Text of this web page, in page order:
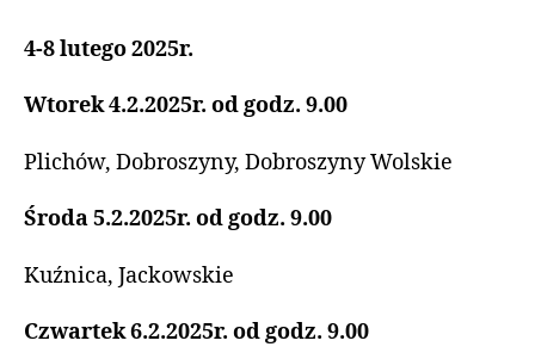
4-8 lutego 2025r.
Wtorek 4.2.2025r. od godz. 9.00
Plichów, Dobroszyny, Dobroszyny Wolskie
Środa 5.2.2025r. od godz. 9.00
Kuźnica, Jackowskie
Czwartek 6.2.2025r. od godz. 9.00